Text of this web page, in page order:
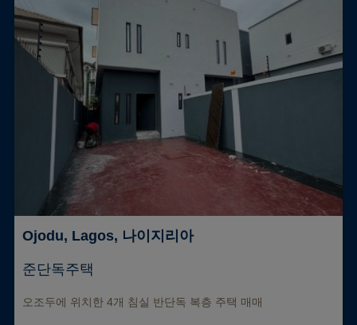
Ojodu, Lagos, 나이지리아
준단독주택
오조두에 위치한 4개 침실 반단독 복층 주택 매매